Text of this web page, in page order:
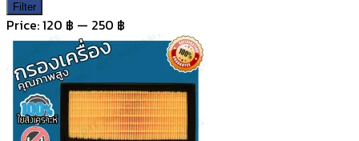
Min
price
Max
price
Filter
Price:120 ฿ — 250 ฿